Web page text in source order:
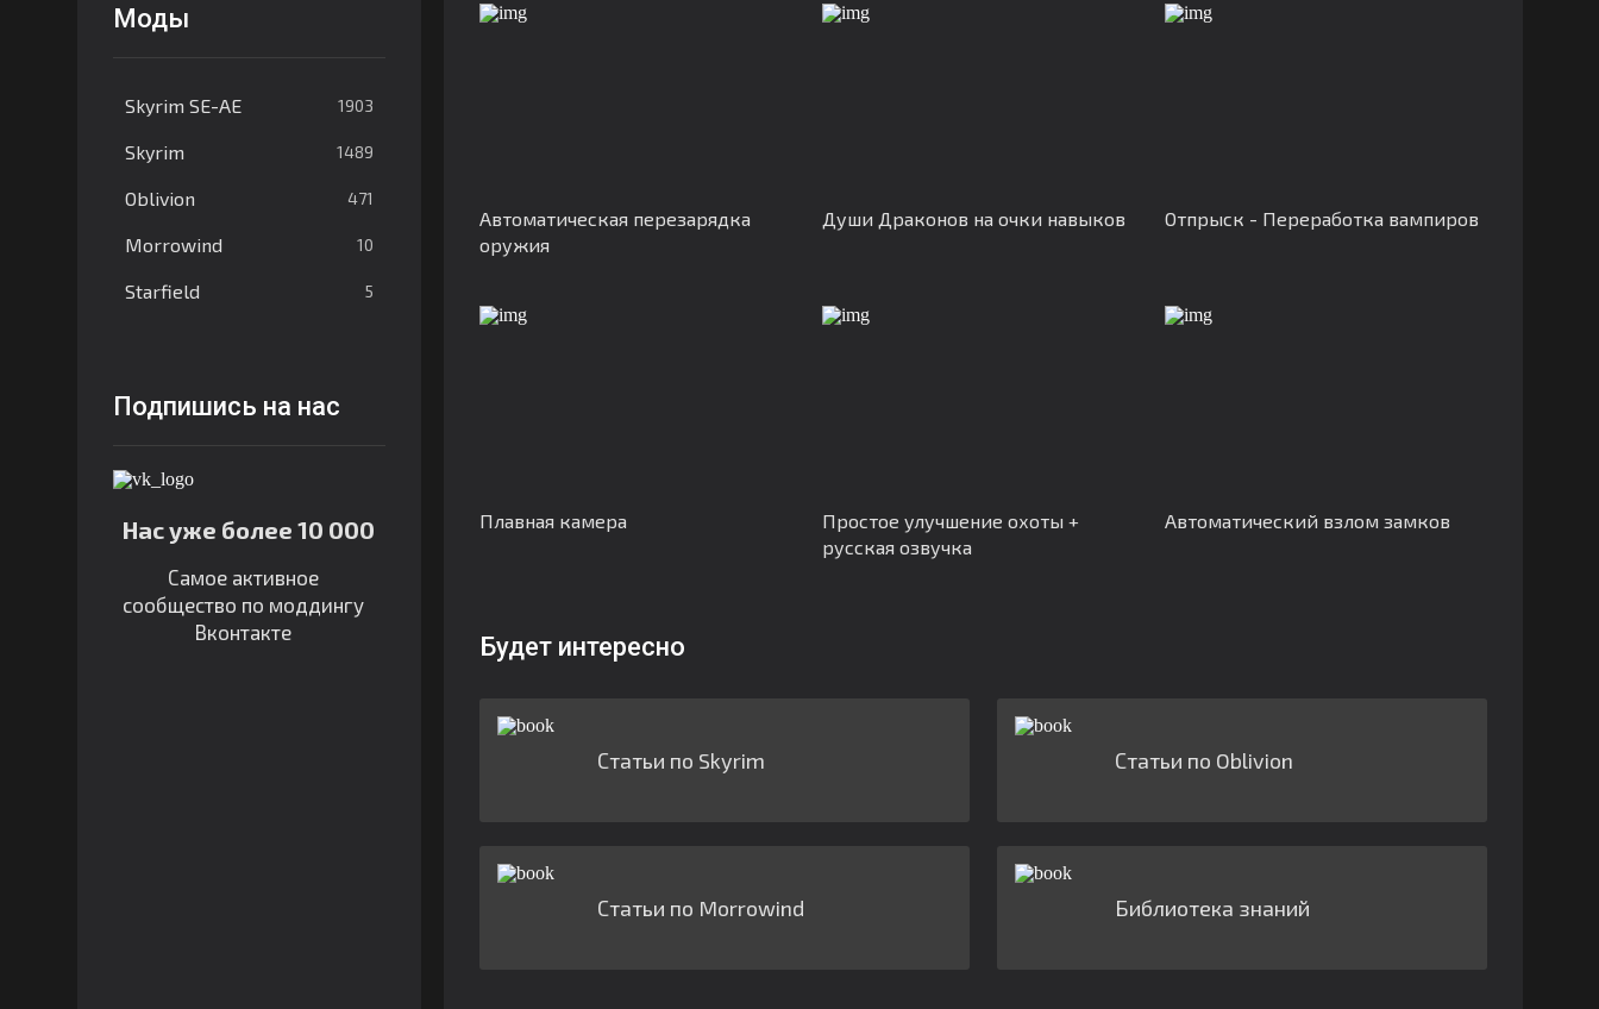
Моды
Skyrim SE-AE 1903
Skyrim 1489
Oblivion 471
Morrowind 10
Starfield 5
Подпишись на нас
Нас уже более 10 000
Самое активное
сообщество по моддингу
Вконтакте
Автоматическая перезарядка
оружия
Души Драконов на очки навыков Отпрыск - Переработка вампиров
Плавная камера
Простое улучшение охоты +
русская озвучка
Автоматический взлом замков
Будет интересно
Статьи по Skyrim Статьи по Oblivion
Статьи по Morrowind Библиотека знаний